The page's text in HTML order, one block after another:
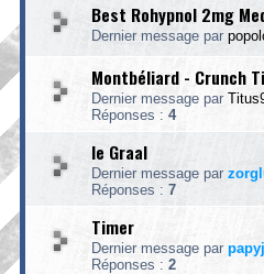
Best Rohypnol 2mg
Dernier message par
Montbéliard - Crunch
Dernier message par
Réponses : 4
le Graal
Dernier message par
Réponses : 7
Timer
Dernier message par
Réponses : 2